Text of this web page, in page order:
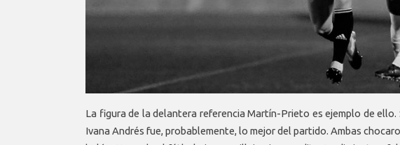
La figura de la delantera referencia Martín-Prieto es ejemplo de ello.
Ivana Andrés fue, probablemente, lo mejor del partido. Ambas